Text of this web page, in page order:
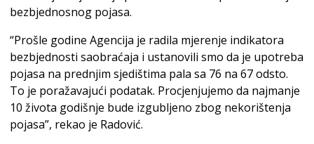
bezbjednosnog pojasa.
“Prošle godine Agencija je radila mjerenje indikatora
bezbjednosti saobraćaja i ustanovili smo da je upotreba
pojasa na prednjim sjedištima pala sa 76 na 67 odsto.
To je poražavajući podatak. Procjenjujemo da najmanje
10 života godišnje bude izgubljeno zbog nekorištenja
pojasa”, rekao je Radović.